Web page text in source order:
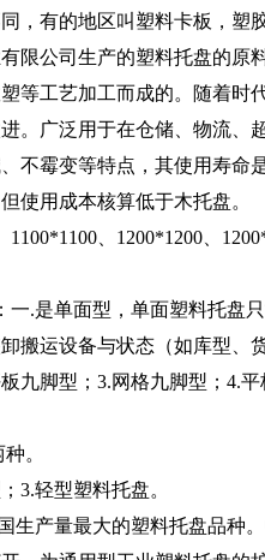
，有的地区叫塑料卡板，
限公司生产的塑料托盘的原
等工艺加工而成的。随着
。广泛用于在仓储、物流
不霉变等特点，其使用寿
使用成本核算低于木托盘。
、1200*1200、
.是单面型，单面塑料托盘
搬运设备与状态（如库型、
九脚型；3.网格九脚型；4.
。
3.轻型塑料托盘。
生产量最大的塑料托盘品种